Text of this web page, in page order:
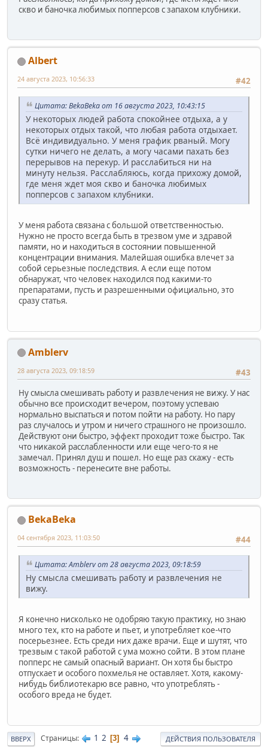
скво и баночка любимых попперсов с запахом клубники.
Albert
#42
24 августа 2023, 10:56:33
Цитата: BekaBeka от 16 августа 2023, 10:43:15
У некоторых людей работа спокойнее отдыха, а у
некоторых отдых такой, что любая работа отдыхает.
Всё индивидуально. У меня график рваный. Могу
сутки ничего не делать, а могу часами пахать без
перерывов на перекур. И расслабиться ни на
минуту нельзя. Расслабляюсь, когда прихожу домой,
где меня ждет моя скво и баночка любимых
попперсов с запахом клубники.
У меня работа связана с большой ответственностью.
Нужно не просто всегда быть в трезвом уме и здравой
памяти, но и находиться в состоянии повышенной
концентрации внимания. Малейшая ошибка влечет за
собой серьезные последствия. А если еще потом
обнаружат, что человек находился под какими-то
препаратами, пусть и разрешенными официально, это
сразу статья.
Amblerv
#43
28 августа 2023, 09:18:59
Ну смысла смешивать работу и развлечения не вижу. У нас
обычно все происходит вечером, поэтому успеваю
нормально выспаться и потом пойти на работу. Но пару
раз случалось и утром и ничего страшного не произошло.
Действуют они быстро, эффект проходит тоже быстро. Так
что никакой расслабленности или еще чего-то я не
замечал. Принял душ и пошел. Но еще раз скажу - есть
возможность - перенесите вне работы.
BekaBeka
#44
04 сентября 2023, 11:03:50
Цитата: Amblerv от 28 августа 2023, 09:18:59
Ну смысла смешивать работу и развлечения не
вижу.
Я конечно нисколько не одобряю такую практику, но знаю
много тех, кто на работе и пьет, и употребляет кое-что
посерьезнее. Есть среди них даже врачи. Еще и шутят, что
трезвым с такой работой с ума можно сойти. В этом плане
попперс не самый опасный вариант. Он хотя бы быстро
отпускает и особого похмелья не оставляет. Хотя, какому-
нибудь библиотекарю все равно, что употреблять -
особого вреда не будет.
ВВЕРХ Страницы 1 2 3 4 ДЕЙСТВИЯ ПОЛЬЗОВАТЕЛЯ